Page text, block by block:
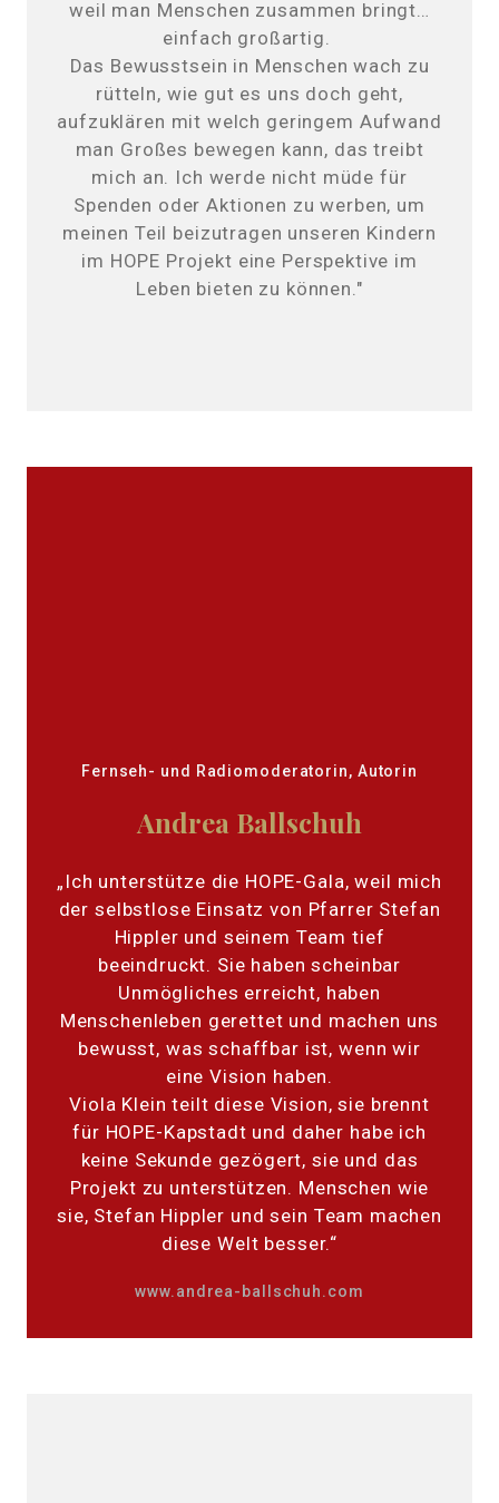
weil man Menschen zusammen bringt…
einfach großartig.
Das Bewusstsein in Menschen wach zu
rütteln, wie gut es uns doch geht,
aufzuklären mit welch geringem Aufwand
man Großes bewegen kann, das treibt
mich an. Ich werde nicht müde für
Spenden oder Aktionen zu werben, um
meinen Teil beizutragen unseren Kindern
im HOPE Projekt eine Perspektive im
Leben bieten zu können."
Fernseh- und Radiomoderatorin, Autorin
Andrea Ballschuh
„Ich unterstütze die HOPE-Gala, weil mich
der selbstlose Einsatz von Pfarrer Stefan
Hippler und seinem Team tief
beeindruckt. Sie haben scheinbar
Unmögliches erreicht, haben
Menschenleben gerettet und machen uns
bewusst, was schaffbar ist, wenn wir
eine Vision haben.
Viola Klein teilt diese Vision, sie brennt
für HOPE-Kapstadt und daher habe ich
keine Sekunde gezögert, sie und das
Projekt zu unterstützen. Menschen wie
sie, Stefan Hippler und sein Team machen
diese Welt besser.“
www.andrea-ballschuh.com